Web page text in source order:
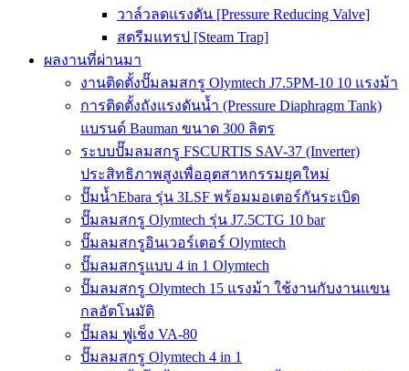
วาล์วลดแรงดัน [Pressure Reducing Valve]
สตรีมแทรป [Steam Trap]
ผลงานที่ผ่านมา
งานติดตั้งปั๊มลมสกรู Olymtech J7.5PM-10 10 แรงม้า
การติดตั้งถังแรงดันน้ำ (Pressure Diaphragm Tank)
แบรนด์ Bauman ขนาด 300 ลิตร
ระบบปั๊มลมสกรู FSCURTIS SAV-37 (Inverter)
ประสิทธิภาพสูงเพื่ออุตสาหกรรมยุคใหม่
ปั๊มน้ำEbara รุ่น 3LSF พร้อมมอเตอร์กันระเบิด
ปั๊มลมสกรู Olymtech รุ่น J7.5CTG 10 bar
ปั๊มลมสกรูอินเวอร์เตอร์ Olymtech
ปั๊มลมสกรูแบบ 4 in 1 Olymtech
ปั๊มลมสกรู Olymtech 15 แรงม้า ใช้งานกับงานแขน
กลอัตโนมัติ
ปั๊มลม ฟูเช็ง VA-80
ปั๊มลมสกรู Olymtech 4 in 1